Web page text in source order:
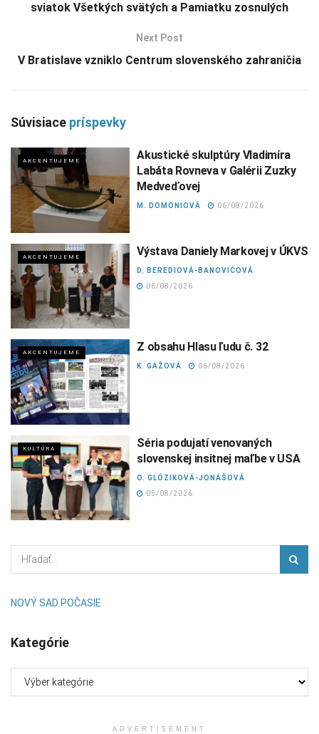
sviatok Všetkých svätých a Pamiatku zosnulých
Next Post
V Bratislave vzniklo Centrum slovenského zahraničia
Súvisiace príspevky
AKCENTUJEME
Akustické skulptúry Vladimíra
Labáta Rovneva v Galérii Zuzky
Medveďovej
M. DOMONIOVÁ 06/08/2026
AKCENTUJEME Výstava Daniely Markovej v ÚKVS
D. BEREDIOVÁ-BANOVIĆOVÁ
06/08/2026
AKCENTUJEME Z obsahu Hlasu ľudu č. 32
K. GAŽOVÁ 06/08/2026
KULTÚRA
Séria podujatí venovaných
slovenskej insitnej maľbe v USA
O. GLÓZIKOVÁ-JONÁŠOVÁ
05/08/2026
NOVÝ SAD POČASIE
Kategórie
Kategórie
ADVERTISEMENT